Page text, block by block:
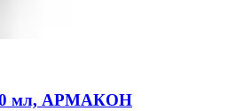
мл, АРМАКОН